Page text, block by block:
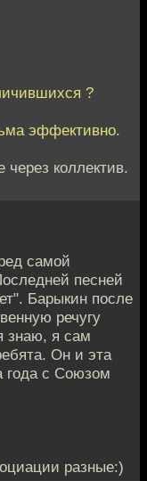
?
эффективно.
коллектив.
самой
песней
Барыкин после
речугу
знаю, я сам
Он и эта
года с Союзом
разные:)